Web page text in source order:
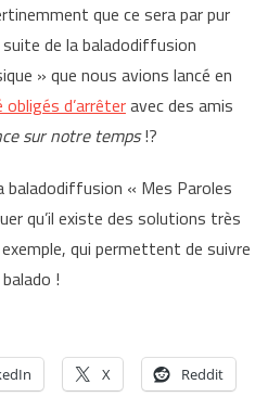
que ce sera par pur
de la baladodiffusion
» que nous avions lancé en
obligés d’arrêteravec des amis
sur notre temps!?
baladodiffusion « Mes Paroles
qu’il existe des solutions très
qui permettent de suivre
!
X Reddit